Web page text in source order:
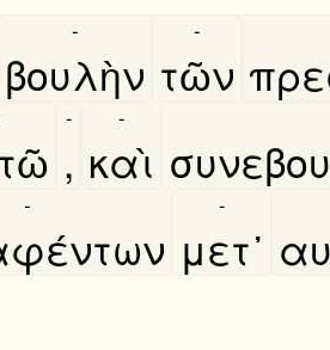
βουλὴν
-
τῶν
-
,
-
καὶ
-
-
μετ᾿
-